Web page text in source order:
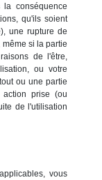
conséquence
qu'ils soient
une rupture de
si la partie
de l'être,
ou votre
ou une partie
prise (ou
de l'utilisation
vous